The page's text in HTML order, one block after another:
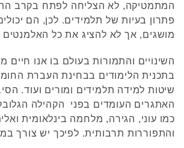
המתמטיקה, לא הצליחה לפתח בקרב
פתרון בעיות של תלמידים. לכן, הם
מושגים, אך לא להציג את כל האלמנטים
השינויים והתמורות בעולם בו אנו חיים
בתכנית הלימודים בבחינת העברת
שיטות למידה תלמידים ומורים ועוד.
האתגרים העומדים בפני הקהילה
כמו עוני, הגירה, מלחמה בינלאומית
והתפוררות תרבותית. לפיכך יש צורך